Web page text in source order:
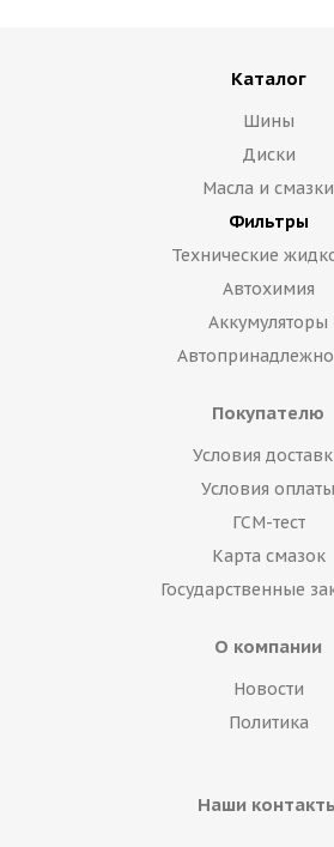
Каталог
Шины
Диски
Масла и смазки
Фильтры
Технические
Автохимия
Аккумуляторы
Покупателю
Условия
Условия оплаты
ГСМ-тест
Карта смазок
Государственные
О компании
Новости
Политика
Наши